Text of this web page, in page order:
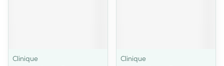
Clinique
Clinique